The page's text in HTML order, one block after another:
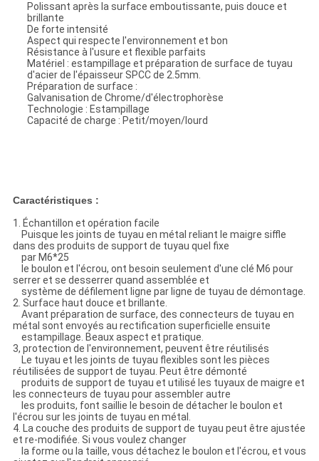
Polissant après la surface emboutissante, puis douce et
brillante
De forte intensité
Aspect qui respecte l'environnement et bon
Résistance à l'usure et flexible parfaits
Matériel : estampillage et préparation de surface de tuyau
d'acier de l'épaisseur SPCC de 2.5mm.
Préparation de surface :
Galvanisation de Chrome/d'électrophorèse
Technologie : Estampillage
Capacité de charge : Petit/moyen/lourd
Caractéristiques :
1. Échantillon et opération facile
Puisque les joints de tuyau en métal reliant le maigre siffle
dans des produits de support de tuyau quel fixe
par M6*25
le boulon et l'écrou, ont besoin seulement d'une clé M6 pour
serrer et se desserrer quand assemblée et
système de défilement ligne par ligne de tuyau de démontage.
2. Surface haut douce et brillante.
Avant préparation de surface, des connecteurs de tuyau en
métal sont envoyés au rectification superficielle ensuite
estampillage. Beaux aspect et pratique.
3, protection de l'environnement, peuvent être réutilisés
Le tuyau et les joints de tuyau flexibles sont les pièces
réutilisées de support de tuyau. Peut être démonté
produits de support de tuyau et utilisé les tuyaux de maigre et
les connecteurs de tuyau pour assembler autre
les produits, font saillie le besoin de détacher le boulon et
l'écrou sur les joints de tuyau en métal.
4. La couche des produits de support de tuyau peut être ajustée
et re-modifiée. Si vous voulez changer
la forme ou la taille, vous détachez le boulon et l'écrou, et vous